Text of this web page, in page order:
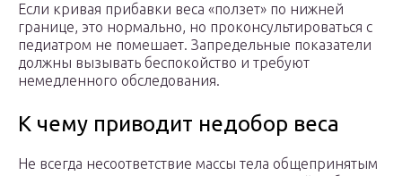
Если кривая прибавки веса «ползет» по нижней
границе, это нормально, но проконсультироваться с
педиатром не помешает. Запредельные показатели
должны вызывать беспокойство и требуют
немедленного обследования.
К чему приводит недобор веса
Не всегда несоответствие массы тела общепринятым